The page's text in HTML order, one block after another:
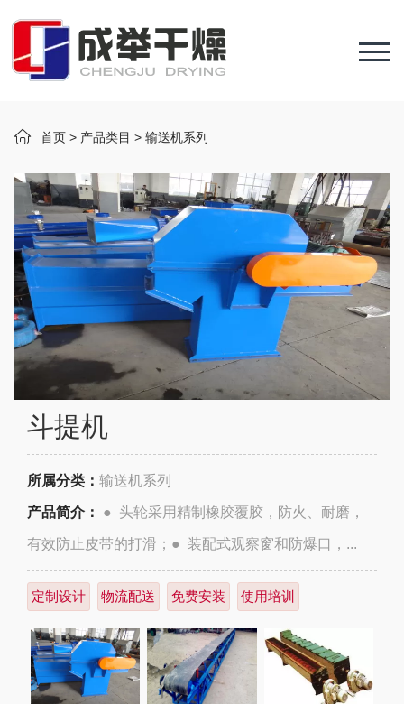
首页 > 产品类目 > 输送机系列
斗提机
所属分类： 输送机系列
产品简介： ● 头轮采用精制橡胶覆胶，防火、耐磨，
有效防止皮带的打滑；● 装配式观察窗和防爆口，...
定制设计 物流配送 免费安装 使用培训